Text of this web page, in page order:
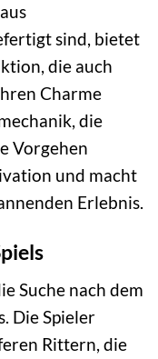
sind, bietet
die auch
Charme
die
Vorgehen
und macht
Erlebnis.
Suche nach dem
Die Spieler
Rittern, die